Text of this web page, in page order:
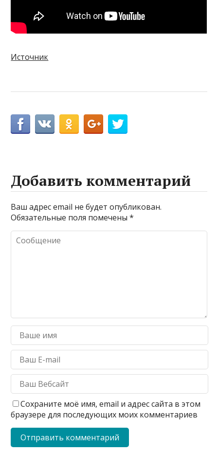
Источник
Добавить комментарий
Ваш адрес email не будет опубликован.
Обязательные поля помечены*
Сохраните моё имя, email и адрес сайта в этом
браузере для последующих моих комментариев